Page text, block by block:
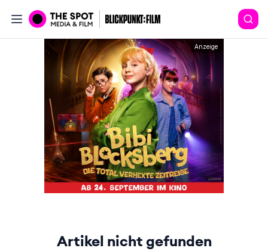
Anzeige
Artikel nicht gefunden